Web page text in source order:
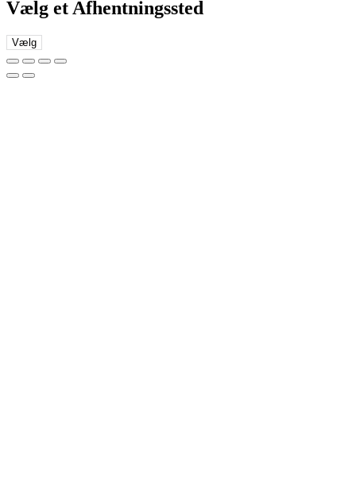
Vælg et Afhentningssted
Vælg